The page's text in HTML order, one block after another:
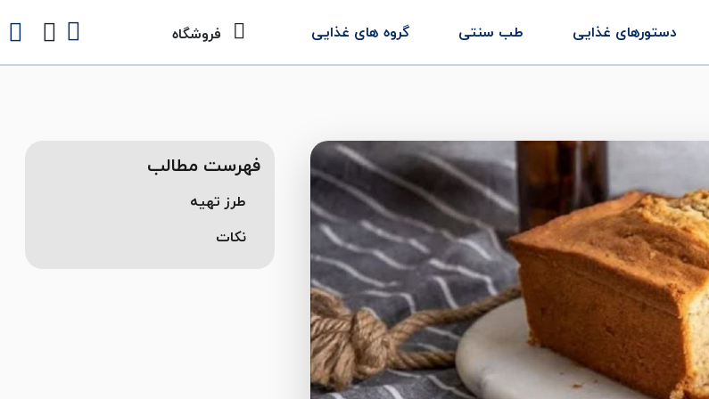
دستورهای غذایی طب سنتی گروه های غذایی فروشگاه
فهرست مطالب
طرز تهیه
نکات